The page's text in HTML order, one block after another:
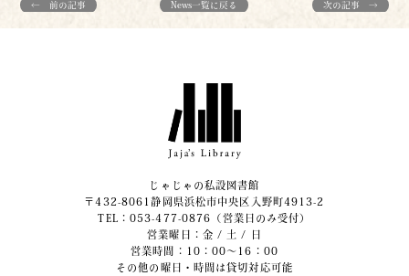
← 前の記事 News一覧に戻る 次の記事 →
じゃじゃの私設図書館
〒432-8061静岡県浜松市中央区入野町4913-2
​TEL：053-477-0876（営業日のみ受付）
営業曜日：金 / 土 / 日
営業時間：10：00～16：00
その他の曜日・時間は貸切対応可能